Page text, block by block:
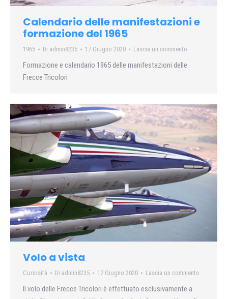
Calendario delle manifestazioni e
formazione del 1965
1965 Di admin8235 17 Giugno 2020 Lascia un commento
Formazione e calendario 1965 delle manifestazioni delle
Frecce Tricolori
Volo a vista
Curiosità Di admin8235 17 Giugno 2020 Lascia un commento
Il volo delle Frecce Tricolori è effettuato esclusivamente a